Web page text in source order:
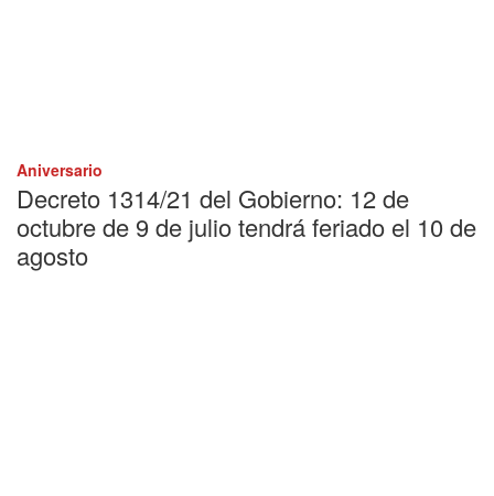
Aniversario
Decreto 1314/21 del Gobierno: 12 de
octubre de 9 de julio tendrá feriado el 10 de
agosto